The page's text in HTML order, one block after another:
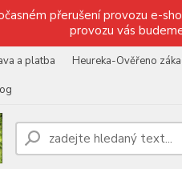
přerušení provozu e-
provozu vás
a platba Heureka-Ověřeno